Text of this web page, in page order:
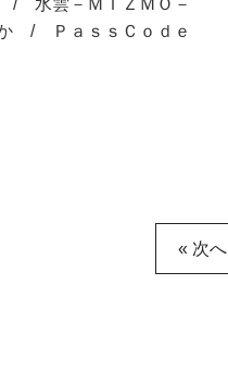
/ ＰａｓｓＣｏｄｅ
« 次へ